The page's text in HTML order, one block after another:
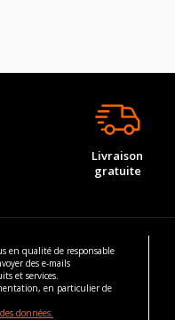
Livraison
gratuite
en qualité de responsable
des e-mails
et services.
en particulier de
données.